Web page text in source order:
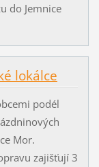
do Jemnice
lokálce
podél
Mor.
zajišťují 3